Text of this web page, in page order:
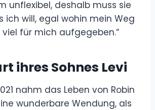
unflexibel, deshalb muss sie
ich will, egal wohin mein Weg
viel für mich aufgegeben.“
ihres Sohnes Levi
nahm das Leben von Robin
wunderbare Wendung, als